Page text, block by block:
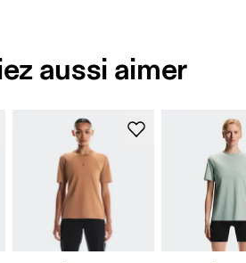
aussi aimer